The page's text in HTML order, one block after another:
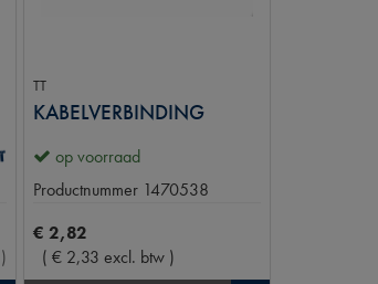
)
TT
KABELVERBINDING
op voorraad
Productnummer 1470538
€ 2,82
( € 2,33 excl. btw )